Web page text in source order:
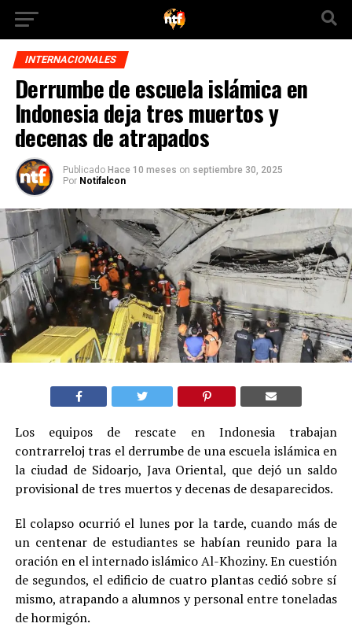
INTERNACIONALES
Derrumbe de escuela islámica en
Indonesia deja tres muertos y
decenas de atrapados
Publicado Hace 10 meses on septiembre 30, 2025
Por Notifalcon
Los equipos de rescate en Indonesia trabajan
contrarreloj tras el derrumbe de una escuela islámica en
la ciudad de Sidoarjo, Java Oriental, que dejó un saldo
provisional de tres muertos y decenas de desaparecidos.
El colapso ocurrió el lunes por la tarde, cuando más de
un centenar de estudiantes se habían reunido para la
oración en el internado islámico Al-Khoziny. En cuestión
de segundos, el edificio de cuatro plantas cedió sobre sí
mismo, atrapando a alumnos y personal entre toneladas
de hormigón.